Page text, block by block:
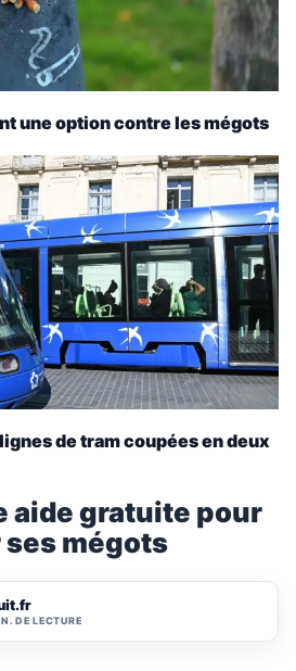
une option contre les mégots
de tram coupées en deux
aide gratuite pour
mégots
DE LECTURE